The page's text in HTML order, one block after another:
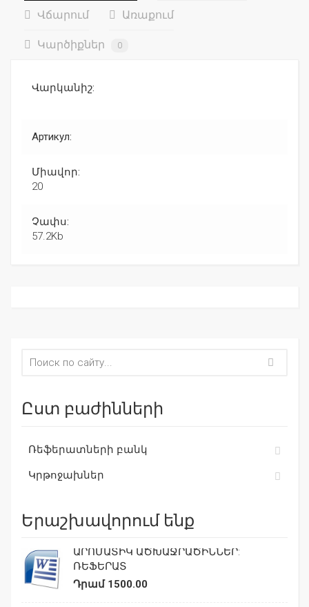
Վճարում Առաքում
Կարծիքներ 0
Վարկանիշ:
Артикул:
Միավոր:
20
Չափս:
57.2Kb
Ըստ բաժինների
Ռեֆերատների բանկ
Կրթոջախներ
Երաշխավորում ենք
ԱՐՈՄԱՏԻԿ ԱԾԽԱՋՐԱԾԻՆՆԵՐ:
ՌԵՖԵՐԱՏ
Դրամ 1500.00